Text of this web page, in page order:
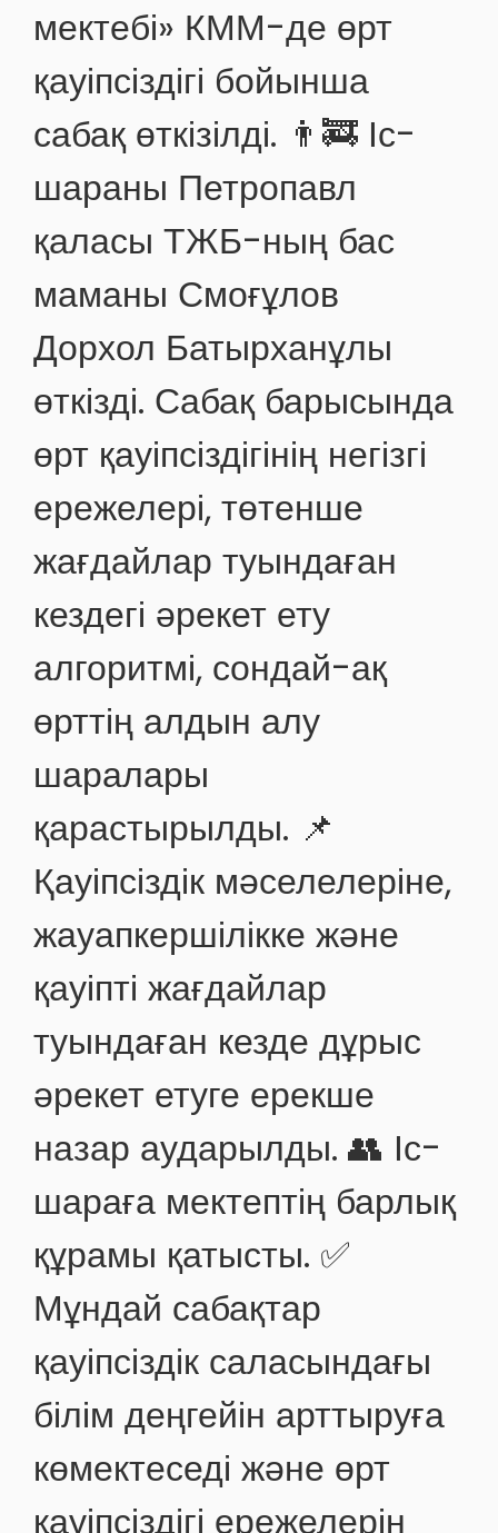
мектебі» КММ-де өрт
қауіпсіздігі бойынша
сабақ өткізілді. 👨‍🚒 Іс-
шараны Петропавл
қаласы ТЖБ-ның бас
маманы Смоғұлов
Дорхол Батырханұлы
өткізді. Сабақ барысында
өрт қауіпсіздігінің негізгі
ережелері, төтенше
жағдайлар туындаған
кездегі әрекет ету
алгоритмі, сондай-ақ
өрттің алдын алу
шаралары
қарастырылды. 📌
Қауіпсіздік мәселелеріне,
жауапкершілікке және
қауіпті жағдайлар
туындаған кезде дұрыс
әрекет етуге ерекше
назар аударылды. 👥 Іс-
шараға мектептің барлық
құрамы қатысты. ✅
Мұндай сабақтар
қауіпсіздік саласындағы
білім деңгейін арттыруға
көмектеседі және өрт
қауіпсіздігі ережелерін